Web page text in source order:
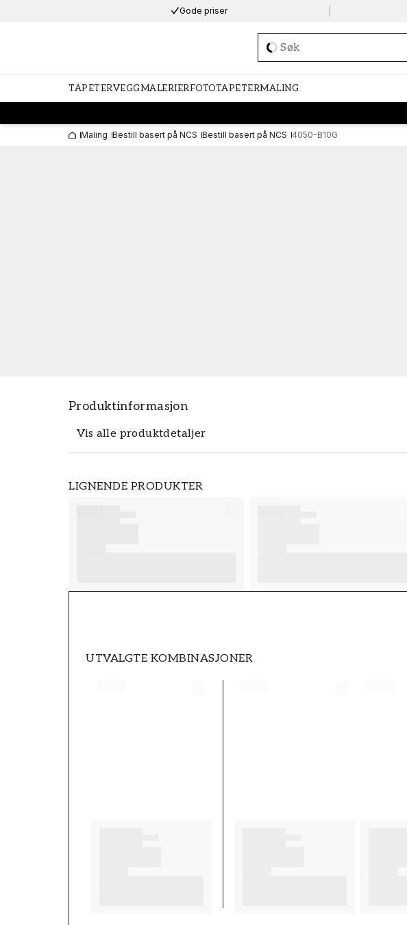
Gode priser
Loading…
TAPETERVEGGMALERIERFOTOTAPETERMALING
Maling Bestill basert på NCS Bestill basert på NCS 4050-B10G
Produktinformasjon
Vis alle produktdetaljer
LIGNENDE PRODUKTER
UTVALGTE KOMBINASJONER